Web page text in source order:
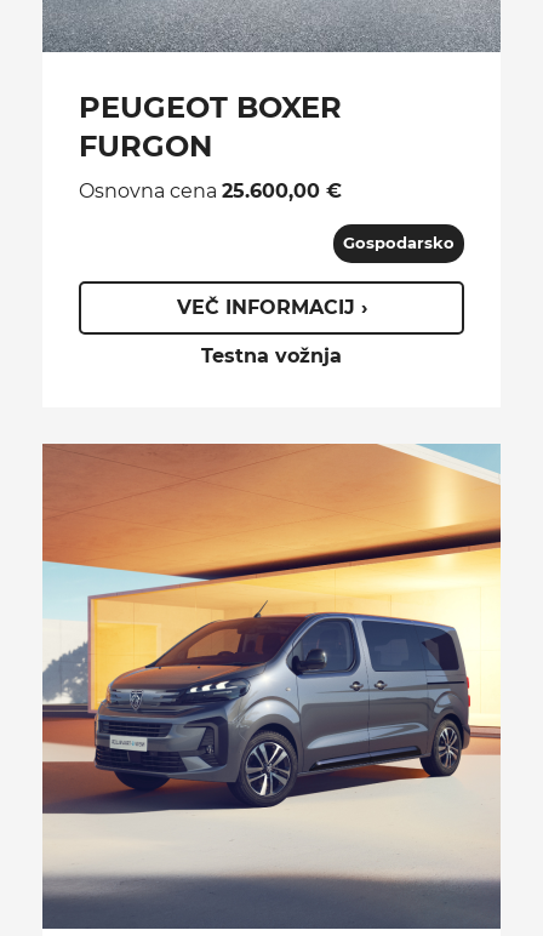
PEUGEOT BOXER
FURGON
Osnovna cena 25.600,00 €
Gospodarsko
VEČ INFORMACIJ ›
Testna vožnja